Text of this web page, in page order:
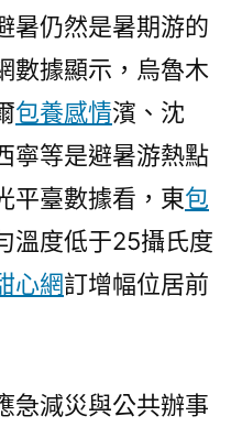
暑仍然是暑期游的
數據顯示，烏魯木
包養感情濱、沈
寧等是避暑游熱點
平臺數據看，東包
溫度低于25攝氏度
心網訂增幅位居前
急減災與公共辦事